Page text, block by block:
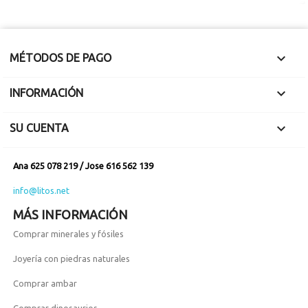
MÉTODOS DE PAGO 
INFORMACIÓN 
SU CUENTA 
Ana 625 078 219 / Jose 616 562 139
info@litos.net
MÁS INFORMACIÓN
Comprar minerales y fósiles
Joyería con piedras naturales
Comprar ambar